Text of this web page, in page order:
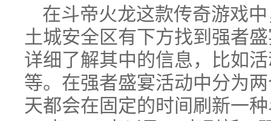
在斗帝火龙这款传奇游戏
土城安全区有下方找到强者
详细了解其中的信息，比如
等。在强者盛宴活动中分为
天都会在固定的时间刷新一